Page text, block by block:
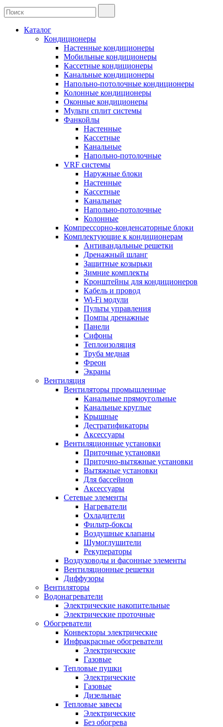
Каталог
Кондиционеры
Настенные кондиционеры
Мобильные кондиционеры
Кассетные кондиционеры
Канальные кондиционеры
Напольно-потолочные кондиционеры
Колонные кондиционеры
Оконные кондиционеры
Мульти сплит системы
Фанкойлы
Настенные
Кассетные
Канальные
Напольно-потолочные
VRF системы
Наружные блоки
Настенные
Кассетные
Канальные
Напольно-потолочные
Колонные
Компрессорно-конденсаторные блоки
Комплектующие к кондиционерам
Антивандальные решетки
Дренажный шланг
Защитные козырьки
Зимние комплекты
Кронштейны для кондиционеров
Кабель и провод
Wi-Fi модули
Пульты управления
Помпы дренажные
Панели
Сифоны
Теплоизоляция
Труба медная
Фреон
Экраны
Вентиляция
Вентиляторы промышленные
Канальные прямоугольные
Канальные круглые
Крышные
Дестратификаторы
Аксессуары
Вентиляционные установки
Приточные установки
Приточно-вытяжные установки
Вытяжные установки
Для бассейнов
Аксессуары
Сетевые элементы
Нагреватели
Охладители
Фильтр-боксы
Воздушные клапаны
Шумоглушители
Рекуператоры
Воздуховоды и фасонные элементы
Вентиляционные решетки
Диффузоры
Вентиляторы
Водонагреватели
Электрические накопительные
Электрические проточные
Обогреватели
Конвекторы электрические
Инфракрасные обогреватели
Электрические
Газовые
Тепловые пушки
Электрические
Газовые
Дизельные
Тепловые завесы
Электрические
Без обогрева